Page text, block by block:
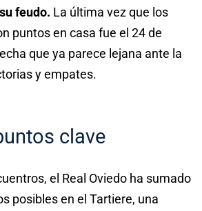
feudo. La última vez que los
puntos en casa fue el 24 de
que ya parece lejana ante la
y empates.
clave
el Real Oviedo ha sumado
posibles en el Tartiere, una